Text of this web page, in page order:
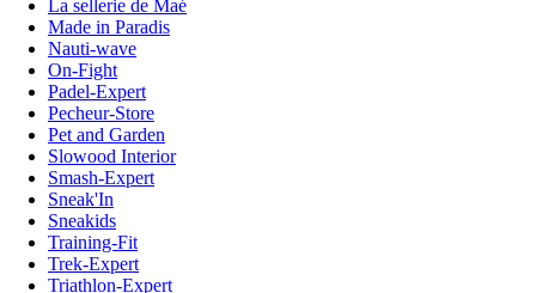
La sellerie de Maé
Made in Paradis
Nauti-wave
On-Fight
Padel-Expert
Pecheur-Store
Pet and Garden
Slowood Interior
Smash-Expert
Sneak'In
Sneakids
Training-Fit
Trek-Expert
Triathlon-Expert